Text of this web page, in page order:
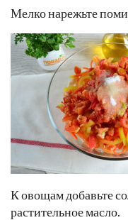
Мелко нарежьте
К овощам добавьте
растительное масло.